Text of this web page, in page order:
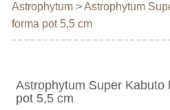
Astrophytum >Astrophytum
forma pot 5,5 cm
Astrophytum Super Kabuto
pot 5,5 cm